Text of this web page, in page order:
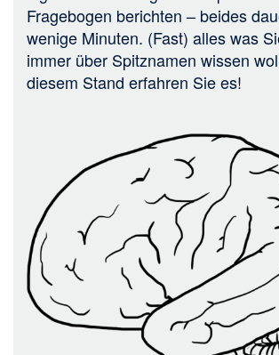
Fragebogen berichten – beides
wenige Minuten. (Fast) alles was
immer über Spitznamen wissen
diesem Stand erfahren Sie es!